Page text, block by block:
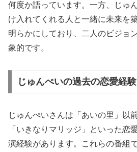
何度か語っています。一方、じゅ
け入れてくれる人と一緒に未来を
明らかにしており、二人のビジョ
象的です。
じゅんぺいの過去の恋愛経験
じゅんぺいさんは「あいの里」以
「いきなりマリッジ」といった恋
演経験があります。これらの番組